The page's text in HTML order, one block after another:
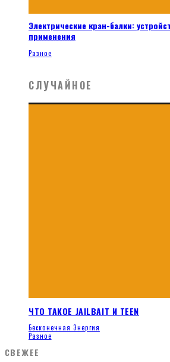
Электрические кран-балки:
применения
Разное
СЛУЧАЙНОЕ
ЧТО ТАКОЕ JAILBAIT И TEEN
Бесконечная Энергия
Разное
СВЕЖЕЕ